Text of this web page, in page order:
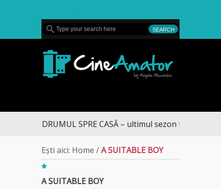
DRUMUL SPRE CASĂ – ultimul sezon te aduce la
Ești aici: Home /A SUITABLE BOY
A SUITABLE BOY